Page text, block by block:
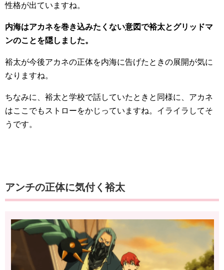
性格が出ていますね。
内海はアカネを巻き込みたくない意図で裕太とグリッドマ
ンのことを隠しました。
裕太が今後アカネの正体を内海に告げたときの展開が気に
なりますね。
ちなみに、裕太と学校で話していたときと同様に、アカネ
はここでもストローをかじっていますね。イライラしてそ
うです。
アンチの正体に気付く裕太